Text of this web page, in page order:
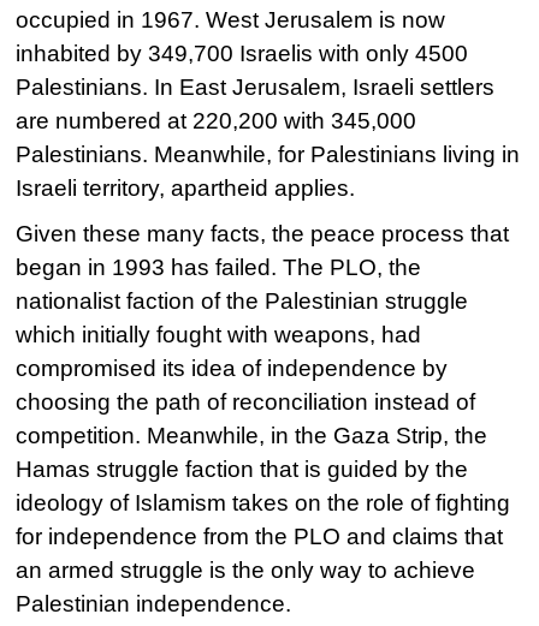
occupied in 1967. West Jerusalem is now
inhabited by 349,700 Israelis with only 4500
Palestinians. In East Jerusalem, Israeli settlers
are numbered at 220,200 with 345,000
Palestinians. Meanwhile, for Palestinians living in
Israeli territory, apartheid applies.
Given these many facts, the peace process that
began in 1993 has failed. The PLO, the
nationalist faction of the Palestinian struggle
which initially fought with weapons, had
compromised its idea of independence by
choosing the path of reconciliation instead of
competition. Meanwhile, in the Gaza Strip, the
Hamas struggle faction that is guided by the
ideology of Islamism takes on the role of fighting
for independence from the PLO and claims that
an armed struggle is the only way to achieve
Palestinian independence.